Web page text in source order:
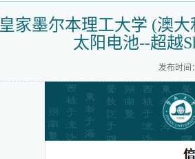
皇家墨尔本理工大学 (澳
太阳电池--超越
发布时间